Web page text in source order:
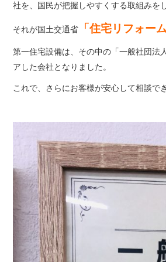
社を、国民が把握しやすくする取組みを
それが国土交通省 「住宅リフォー
第一住宅設備は、その中の「一般社団法
アした会社となりました。
これで、さらにお客様が安心して相談で